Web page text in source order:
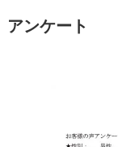
アンケート